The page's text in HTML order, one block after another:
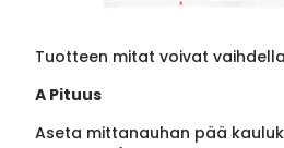
Tuotteen mitat voivat
A Pituus
Aseta mittanauhan pää